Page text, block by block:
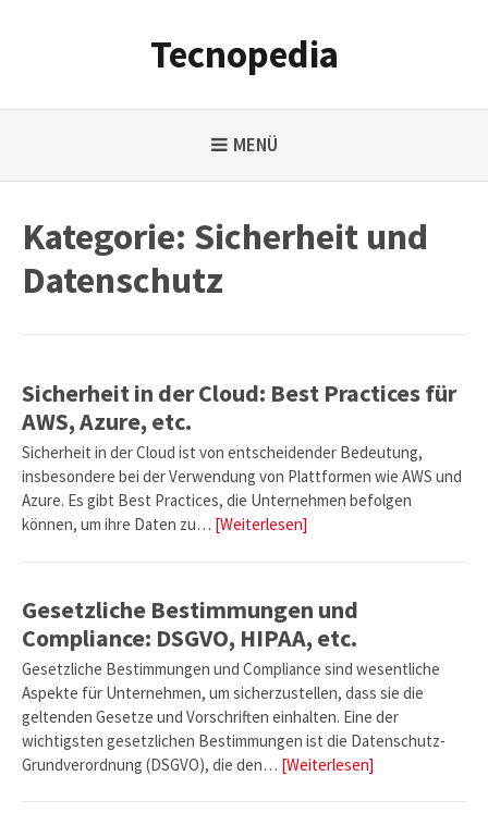
Tecnopedia
MENÜ
Kategorie: Sicherheit und
Datenschutz
Sicherheit in der Cloud: Best Practices für
AWS, Azure, etc.
Sicherheit in der Cloud ist von entscheidender Bedeutung,
insbesondere bei der Verwendung von Plattformen wie AWS und
Azure. Es gibt Best Practices, die Unternehmen befolgen
können, um ihre Daten zu… [Weiterlesen]
Gesetzliche Bestimmungen und
Compliance: DSGVO, HIPAA, etc.
Gesetzliche Bestimmungen und Compliance sind wesentliche
Aspekte für Unternehmen, um sicherzustellen, dass sie die
geltenden Gesetze und Vorschriften einhalten. Eine der
wichtigsten gesetzlichen Bestimmungen ist die Datenschutz-
Grundverordnung (DSGVO), die den… [Weiterlesen]